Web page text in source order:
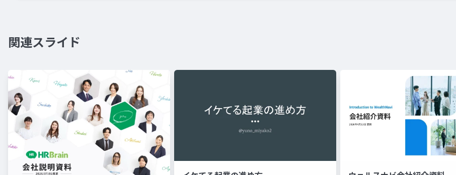
関連スライド